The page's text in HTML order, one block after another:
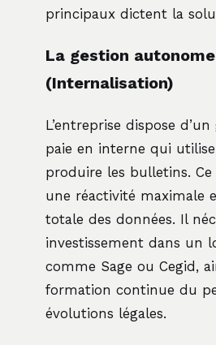
principaux dictent la
La gestion autonome
(Internalisation)
L’entreprise dispose
paie en interne qui
produire les bulletins.
une réactivité maximale
totale des données. Il
investissement dans un
comme Sage ou Cegid,
formation continue du
évolutions légales.